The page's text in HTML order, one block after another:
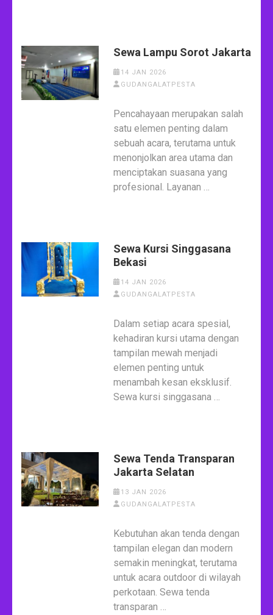
Sewa Lampu Sorot Jakarta
14 JAN 2026
GUDANGALATPESTA
Pencahayaan merupakan salah
satu elemen penting dalam
sebuah acara, terutama untuk
menonjolkan area utama dan
menciptakan suasana yang
profesional. Layanan …
Sewa Kursi Singgasana
Bekasi
14 JAN 2026
GUDANGALATPESTA
Dalam setiap acara spesial,
kehadiran kursi utama dengan
tampilan mewah menjadi
elemen penting untuk
menambah kesan eksklusif.
Sewa kursi singgasana …
Sewa Tenda Transparan
Jakarta Selatan
13 JAN 2026
GUDANGALATPESTA
Kebutuhan akan tenda dengan
tampilan elegan dan modern
semakin meningkat, terutama
untuk acara outdoor di wilayah
perkotaan. Sewa tenda
transparan …